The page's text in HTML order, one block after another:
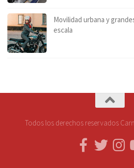
Movilidad urbana y
escala
Todos los derechos reservados